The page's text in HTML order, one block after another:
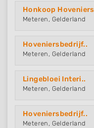
Honkoop Hoveniers
Meteren, Gelderland
Hoveniersbedrijf..
Meteren, Gelderland
Lingebloei Interi..
Meteren, Gelderland
Hoveniersbedrijf..
Meteren, Gelderland